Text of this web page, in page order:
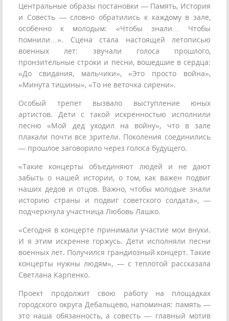
Центральные образы постановки — Память, История
и Совесть — словно обратились к каждому в зале,
особенно к молодым: «Чтобы знали… Чтобы
помнили…». Сцена стала настоящей летописью
военных лет: звучали голоса прошлого,
пронзительные строки и песни, вошедшие в сердца:
«До свидания, мальчики», «Это просто война»,
«Минута тишины», «То не веточка сирени».
Особый трепет вызвало выступление юных
артистов. Дети с такой искренностью исполнили
песню «Мой дед уходил на войну», что в зале
плакали почти все зрители. Поколения соединились
— прошлое заговорило через голоса будущего.
«Такие концерты объединяют людей и не дают
забыть о нашей истории, о том, как важен подвиг
наших дедов и отцов. Важно, чтобы молодые знали
историю страны и подвиг советского солдата», —
подчеркнула участница Любовь Лашко.
«Сегодня в концерте принимали участие мои внуки.
И я этим искренне горжусь. Дети исполняли песни
военных лет. Получился грандиозный концерт. Такие
концерты нужны людям», — с теплотой рассказала
Светлана Карпенко.
Проект продолжит свою работу на площадках
городского округа Дебальцево, напоминая: память —
это наша обязанность, а совесть — главный мотив